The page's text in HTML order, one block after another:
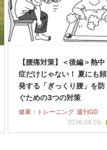
【腰痛対策】＜後編＞熱中
症だけじゃない！ 夏にも頻
発する「ぎっくり腰」を防
ぐための3つの対策
健康・トレーニング 週刊GD
2026.08.05